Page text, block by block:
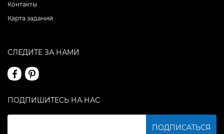
Контакты
Карта заданий
СЛЕДИТЕ ЗА НАМИ
ПОДПИШИТЕСЬ НА НАС
ПОДПИСАТЬСЯ